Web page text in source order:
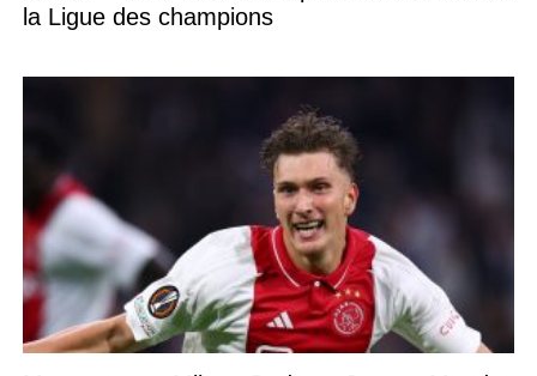
la Ligue des champions